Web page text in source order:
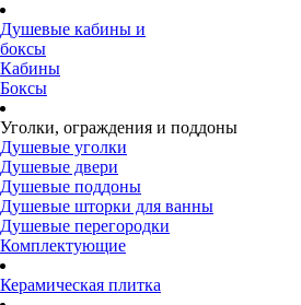
Душевые кабины и
боксы
Кабины
Боксы
Уголки, ограждения и поддоны
Душевые уголки
Душевые двери
Душевые поддоны
Душевые шторки для ванны
Душевые перегородки
Комплектующие
Керамическая плитка